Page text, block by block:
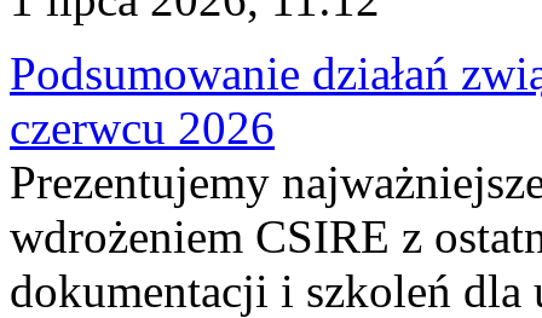
Podsumowanie działań
czerwcu 2026
Prezentujemy
wdrożeniem CSIRE z
dokumentacji i szkoleń